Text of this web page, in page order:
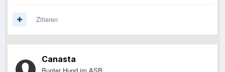
Zitieren
Canasta